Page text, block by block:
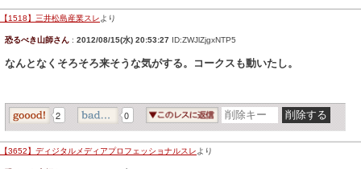
【1518】三井松島産業スレ より
恐るべき山師さん : 2012/08/15(水) 20:53:27 ID:ZWJlZjgxNTP5
なんとなくそろそろ来そうな気がする。コークスも動いたし。
2 0
【3652】ディジタルメディアプロフェッショナルスレ より